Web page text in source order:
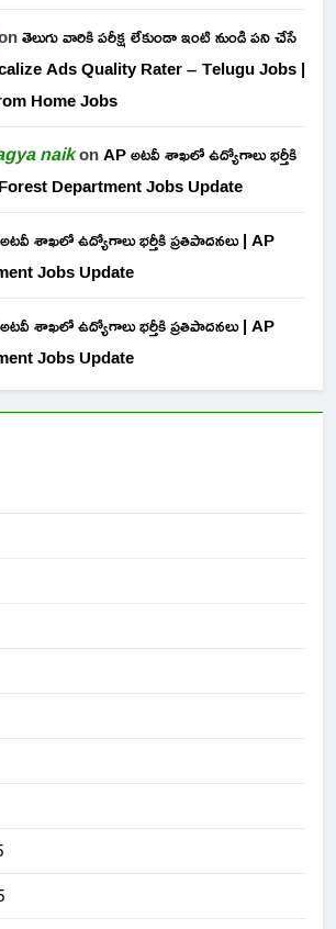
తెలుగు వారికి పరీక్ష లేకుండా ఇంటి నుండి పని చేసే
Ads Quality Rater – Telugu Jobs |
Home Jobs
naikonAP అటవీ శాఖలో ఉద్యోగాలు భర్తీకి
Department Jobs Update
శాఖలో ఉద్యోగాలు భర్తీకి ప్రతిపాదనలు | AP
Jobs Update
శాఖలో ఉద్యోగాలు భర్తీకి ప్రతిపాదనలు | AP
Jobs Update